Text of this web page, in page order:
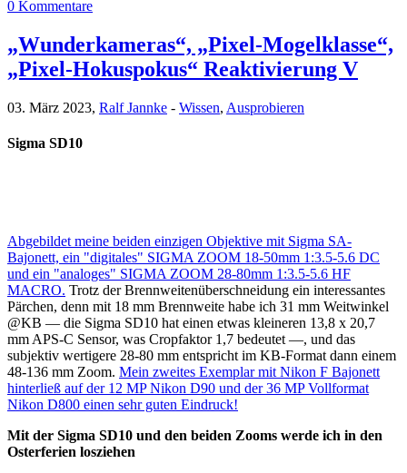
0 Kommentare
„Wunderkameras“, „Pixel-Mogelklasse“,
„Pixel-Hokuspokus“ Reaktivierung V
03. März 2023, Ralf Jannke - Wissen, Ausprobieren
Sigma SD10
Abgebildet meine beiden einzigen Objektive mit Sigma SA-
Bajonett, ein "digitales" SIGMA ZOOM 18-50mm 1:3.5-5.6 DC
und ein "analoges" SIGMA ZOOM 28-80mm 1:3.5-5.6 HF
MACRO. Trotz der Brennweitenüberschneidung ein interessantes
Pärchen, denn mit 18 mm Brennweite habe ich 31 mm Weitwinkel
@KB — die Sigma SD10 hat einen etwas kleineren 13,8 x 20,7
mm APS-C Sensor, was Cropfaktor 1,7 bedeutet —, und das
subjektiv wertigere 28-80 mm entspricht im KB-Format dann einem
48-136 mm Zoom. Mein zweites Exemplar mit Nikon F Bajonett
hinterließ auf der 12 MP Nikon D90 und der 36 MP Vollformat
Nikon D800 einen sehr guten Eindruck!
Mit der Sigma SD10 und den beiden Zooms werde ich in den
Osterferien losziehen